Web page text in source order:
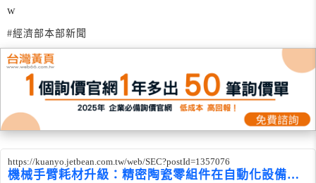
w
#經濟部本部新聞
https://kuanyo.jetbean.com.tw/web/SEC?postId=1357076
機械手臂耗材升級：精密陶瓷零組件在自動化設備的